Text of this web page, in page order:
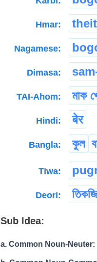
Hmar:
Nagamese:
Dimasa:
TAI-Ahom: মাক
Hindi: बेर
Bangla: কুল
Tiwa:
Deori: তিকজি
Sub Idea:
a. Common Noun-Neuter: